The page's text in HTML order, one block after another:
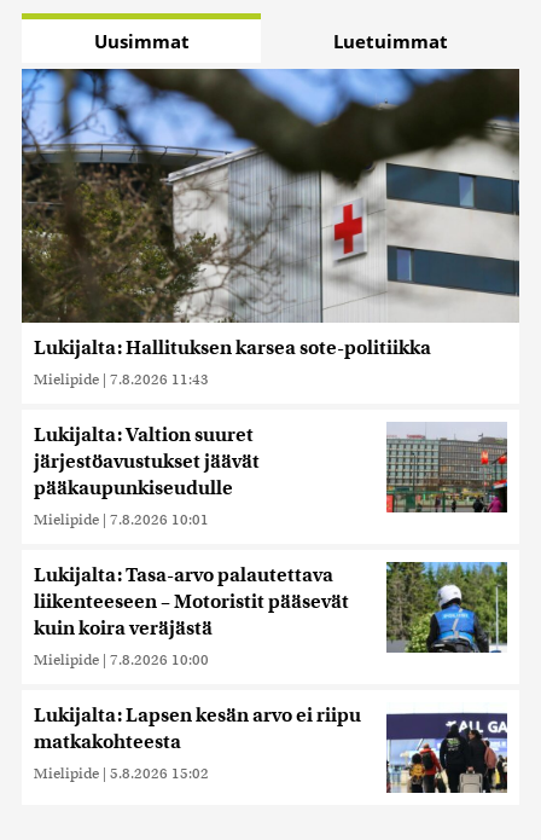
Uusimmat Luetuimmat
Lukijalta: Hallituksen karsea sote-politiikka
Mielipide | 7.8.2026 11:43
Lukijalta: Valtion suuret
järjestöavustukset jäävät
pääkaupunkiseudulle
Mielipide | 7.8.2026 10:01
Lukijalta: Tasa-arvo palautettava
liikenteeseen – Motoristit pääsevät
kuin koira veräjästä
Mielipide | 7.8.2026 10:00
Lukijalta: Lapsen kesän arvo ei riipu
matkakohteesta
Mielipide | 5.8.2026 15:02